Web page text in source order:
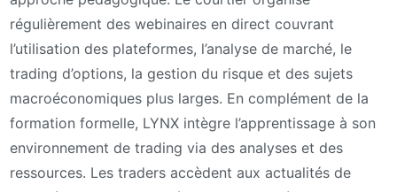
régulièrement des webinaires en direct couvrant
l’utilisation des plateformes, l’analyse de marché, le
trading d’options, la gestion du risque et des sujets
macroéconomiques plus larges. En complément de la
formation formelle, LYNX intègre l’apprentissage à son
environnement de trading via des analyses et des
ressources. Les traders accèdent aux actualités de